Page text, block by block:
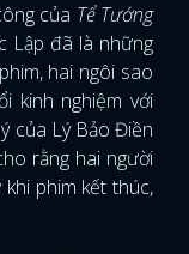
của Tể Tướng
Lập đã là những
hai ngôi sao
kinh nghiệm với
của Lý Bảo Điền
rằng hai người
phim kết thúc,